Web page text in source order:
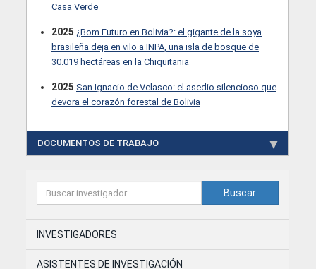
Buscar
INVESTIGADORES
ASISTENTES DE INVESTIGACIÓN
Casa Verde
2025 ¿Bom Futuro en Bolivia?: el gigante de la soya
brasileña deja en vilo a INPA, una isla de bosque de
30.019 hectáreas en la Chiquitania
2025 San Ignacio de Velasco: el asedio silencioso que
devora el corazón forestal de Bolivia
DOCUMENTOS DE TRABAJO